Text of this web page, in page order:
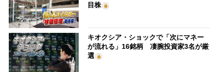
目株
キオクシア・ショックで「次にマネー
が流れる」16銘柄 凄腕投資家3名が厳
選